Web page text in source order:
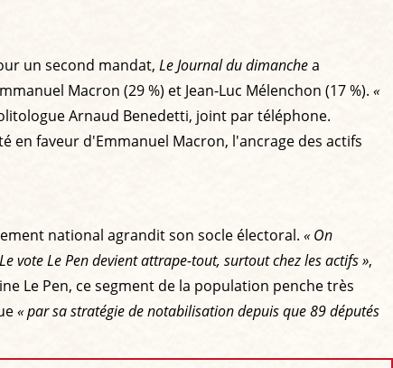
un second mandat, Le Journal du dimanchea
Macron (29 %) et Jean-Luc Mélenchon (17 %). «
Arnaud Benedetti, joint par téléphone.
en faveur d'Emmanuel Macron, l'ancrage des actifs
national agrandit son socle électoral. « On
vote Le Pen devient attrape-tout, surtout chez les actifs »,
Le Pen, ce segment de la population penche très
« par sa stratégie de notabilisation depuis que 89 députés